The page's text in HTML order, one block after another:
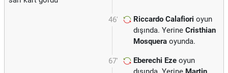
46' Riccardo Calafiori oyun
dışında. Yerine Cristhian
Mosquera oyunda.
67' Eberechi Eze oyun